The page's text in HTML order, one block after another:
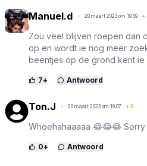
Manuel.d 20 maart 2023 om 19:59 +
Zou veel blijven roepen dan
op en wordt ie nog meer
beentjes op de grond kent ie
7+ Antwoord
Ton.J 20 maart 2023 om 19:07 + 0
Whoehahaaaaa 😂😂😂 Sorry
0+ Antwoord